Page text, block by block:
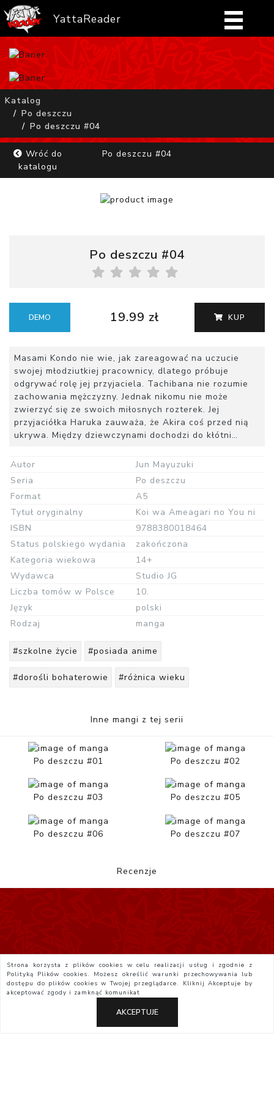
YattaReader
Home
FAQ
Mangi
Katalog
Po deszczu
Po deszczu #04
Wróć do
katalogu
Po deszczu #04
Po deszczu #04
DEMO 19.99 zł KUP
Masami Kondo nie wie, jak zareagować na uczucie
swojej młodziutkiej pracownicy, dlatego próbuje
odgrywać rolę jej przyjaciela. Tachibana nie rozumie
zachowania mężczyzny. Jednak nikomu nie może
zwierzyć się ze swoich miłosnych rozterek. Jej
przyjaciółka Haruka zauważa, że Akira coś przed nią
ukrywa. Między dziewczynami dochodzi do kłótni…
Autor
Jun Mayuzuki
Seria
Po deszczu
Format
A5
Tytuł oryginalny
Koi wa Ameagari no You ni
ISBN
9788380018464
Status polskiego wydania
zakończona
Kategoria wiekowa
14+
Wydawca
Studio JG
Liczba tomów w Polsce
10.
Język
polski
Rodzaj
manga
#szkolne życie #posiada anime
#dorośli bohaterowie #różnica wieku
Inne mangi z tej serii
Po deszczu #01 Po deszczu #02
Po deszczu #03 Po deszczu #05
Po deszczu #06 Po deszczu #07
Recenzje
Strona korzysta z plików cookies w celu realizacji usług i zgodnie z
Polityką Plików cookies. Możesz określić warunki przechowywania lub
dostępu do plików cookies w Twojej przeglądarce. KliknijAkceptuje by
akceptować zgody i zamknąć komunikat
AKCEPTUJE